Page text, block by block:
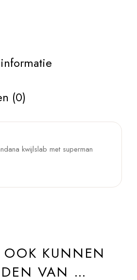
(0)
kwijlslab met superman
OOK KUNNEN
VAN …